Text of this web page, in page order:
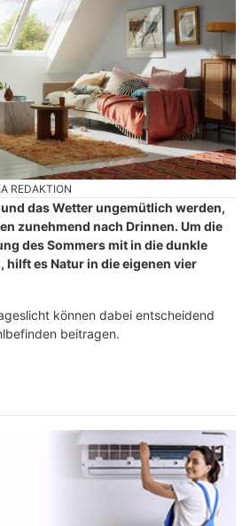
REDAKTION
das Wetter ungemütlich werden,
zunehmend nach Drinnen. Um die
des Sommers mit in die dunkle
hilft es Natur in die eigenen vier
können dabei entscheidend
beitragen.